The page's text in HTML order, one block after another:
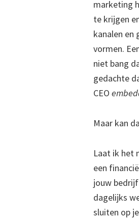
marketing
te krijgen
kanalen en
vormen.
niet bang
gedachte
CEO
Maar kan
Laat ik het
een
jouw
dagelijks
sluiten op